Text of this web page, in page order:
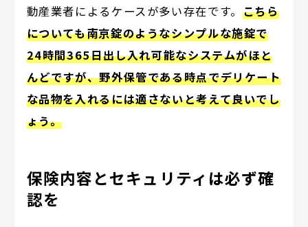
動産業者によるケースが多い存在です。 こちら
についても南京錠のようなシンプルな施錠で
24時間365日出し入れ可能なシステムがほと
んどですが、野外保管である時点でデリケート
な品物を入れるには適さないと考えて良いでし
ょう。
保険内容とセキュリティは必ず確
認を